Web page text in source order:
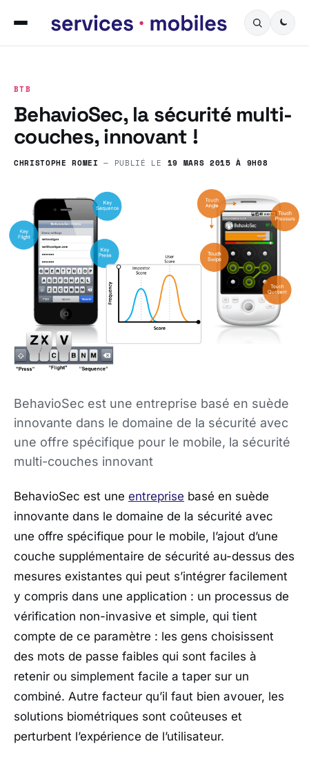
BTB
BehavioSec, la sécurité multi-
couches, innovant !
CHRISTOPHE ROMEI — PUBLIÉ LE 19 MARS 2015 À 9H08
BehavioSec est une entreprise basé en suède
innovante dans le domaine de la sécurité avec
une offre spécifique pour le mobile, la sécurité
multi-couches innovant
BehavioSec est une entreprise basé en suède
innovante dans le domaine de la sécurité avec
une offre spécifique pour le mobile, l’ajout d’une
couche supplémentaire de sécurité au-dessus des
mesures existantes qui peut s’intégrer facilement
y compris dans une application : un processus de
vérification non-invasive et simple, qui tient
compte de ce paramètre : les gens choisissent
des mots de passe faibles qui sont faciles à
retenir ou simplement facile a taper sur un
combiné. Autre facteur qu’il faut bien avouer, les
solutions biométriques sont coûteuses et
perturbent l’expérience de l’utilisateur.